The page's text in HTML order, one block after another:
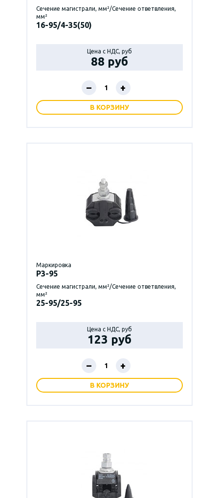
Сечение магистрали, мм²/Сечение ответвления,
мм²
16-95/4-35(50)
Цена с НДС, руб
88 руб
– +
В КОРЗИНУ
Маркировка
P3-95
Сечение магистрали, мм²/Сечение ответвления,
мм²
25-95/25-95
Цена с НДС, руб
123 руб
– +
В КОРЗИНУ